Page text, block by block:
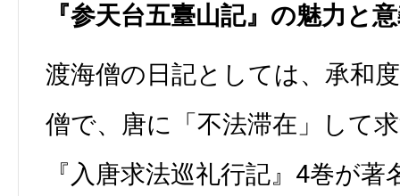
『参天台五臺山記』の魅力と
渡海僧の日記としては、承和
僧で、唐に「不法滞在」して
『入唐求法巡礼行記』4巻が